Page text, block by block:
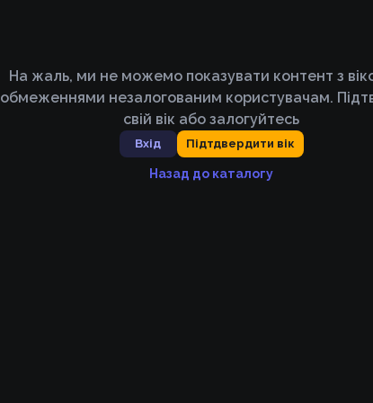
На жаль, ми не можемо показувати контент з
обмеженнями незалогованим користувачам.
свій вік або залогуйтесь
Вхід Підтдвердити вік
Назад до каталогу